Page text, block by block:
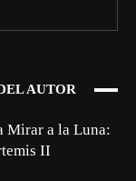
AUTOR
Mirar a la Luna:
II